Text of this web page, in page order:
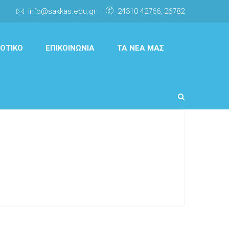
info@sakkas.edu.gr 24310 42766, 26782
ΕΠΙΚΟΙΝΩΝΊΑ ΤΑ ΝΈΑ ΜΑΣ